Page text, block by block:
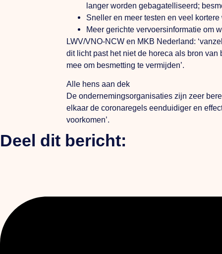
langer worden gebagatelliseerd;
Sneller en meer testen en veel
Meer gerichte vervoersinformatie om
LWV/VNO-NCW en MKB Nederland:
dit licht past het niet de horeca als bron
mee om besmetting te vermijden’.
Alle hens aan dek
De ondernemingsorganisaties zijn zeer
elkaar de coronaregels eenduidiger en
voorkomen’.
Deel dit bericht: